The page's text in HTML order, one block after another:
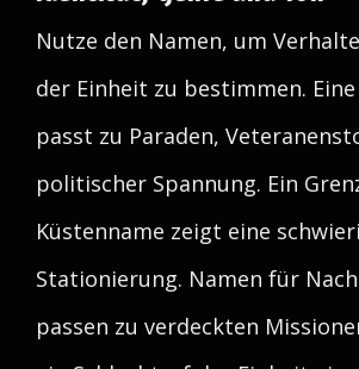
Nutze den Namen, um
der Einheit zu bestimmen.
passt zu Paraden,
politischer Spannung. Ein
Küstenname zeigt eine
Stationierung. Namen für
passen zu verdeckten